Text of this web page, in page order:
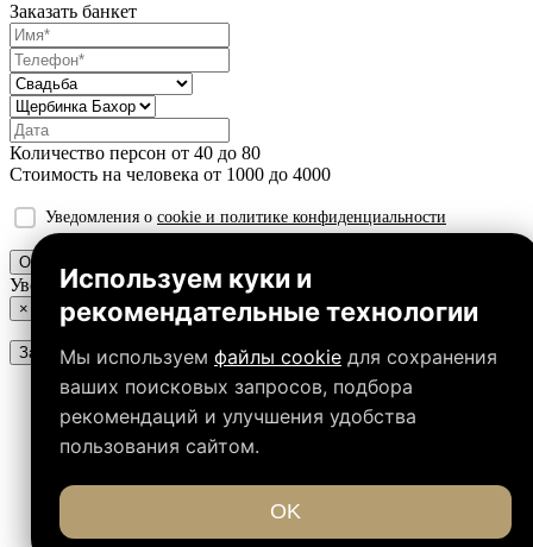
Рассчитать стоимость
Заказать банкет
Количество персон от 40 до 80
Стоимость на человека от 1000 до 4000
Уведомления о cookie и политике конфиденциальности
Отправить
Уведомление
×
Закрыть
Используем куки и
рекомендательные технологии
Мы используем файлы cookie для сохранения
ваших поисковых запросов, подбора
рекомендаций и улучшения удобства
пользования сайтом.
OK